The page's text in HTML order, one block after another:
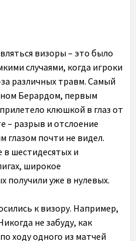
визоры – это было
случаями, когда игроки
различных травм. Самый
Берардом, первым
клюшкой в глаз от
– разрыв и отслоение
глазом почти не видел.
в шестидесятых и
широкое
получили уже в нулевых.
к визору. Например,
не забуду, как
ходу одного из матчей